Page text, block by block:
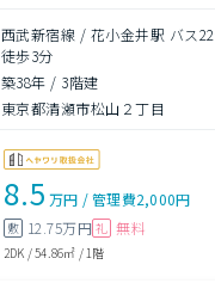
西武新宿線 / 花小金井駅 バス
徒歩3分
築38年 / 3階建
東京都清瀬市松山２丁目
8.5 万円 /管理費2,000円
敷 12.75万円 礼 無料
2DK /54.86㎡ /1階